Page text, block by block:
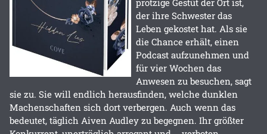
der ihre Schwester das
Leben gekostet hat. Als sie
die Chance erhält, einen
Podcast aufzunehmen und
für vier Wochen das
Anwesen zu besuchen, sagt
sie zu. Sie will endlich herausfinden, welche dunklen
Machenschaften sich dort verbergen. Auch wenn das
bedeutet, täglich Aiven Audley zu begegnen. Ihr größter